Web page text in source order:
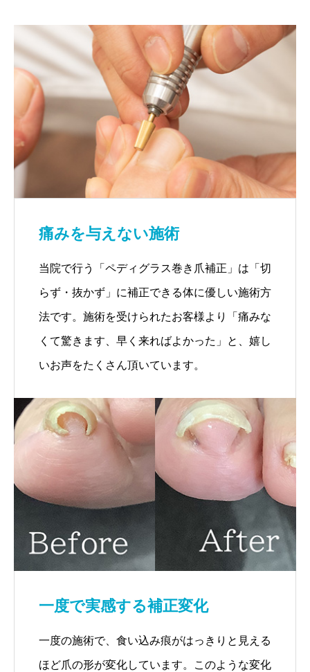
痛みを与えない施術
当院で行う「ペディグラス巻き爪補正」は「切
らず・抜かず」に補正できる体に優しい施術方
法です。施術を受けられたお客様より「痛みな
くて驚きます、早く来ればよかった」と、嬉し
いお声をたくさん頂いています。
一度で実感する補正変化
一度の施術で、食い込み痕がはっきりと見える
ほど爪の形が変化しています。このような変化